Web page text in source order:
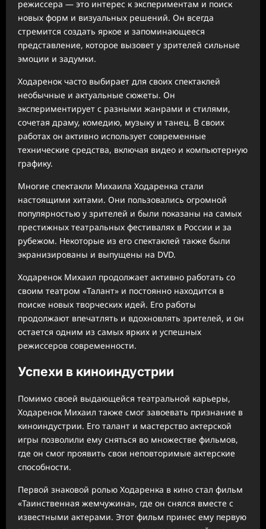
режиссера — это интерес к экспериментам и поиск
новых форм и визуальных решений. Он всегда
стремится создать яркое и запоминающееся
представление, которое вызовет у зрителей сильные
эмоции и задумки.
Ходаренок часто выбирает для своих спектаклей
необычные и актуальные сюжеты. Он
экспериментирует с разными жанрами и стилями,
сочетая драму, комедию, музыку и танец. В своих
работах он активно использует современные
технические средства, включая видео и компьютерную
графику.
Многие спектакли Михаила Ходаренка стали
настоящими хитами. Они пользовались огромной
популярностью у зрителей и были показаны на самых
престижных театральных фестивалях в России и за
рубежом. Некоторые из его спектаклей также были
экранизированы и выпущены на DVD.
Ходаренок Михаил продолжает активно работать со
своим театром «Талант» и постоянно находится в
поиске новых творческих идей. Его работы
продолжают впечатлять и вдохновлять зрителей, и он
остается одним из самых ярких и успешных
режиссеров современности.
Успехи в киноиндустрии
Помимо своей выдающейся театральной карьеры,
Ходаренок Михаил также смог завоевать признание в
киноиндустрии. Его талант и мастерство актерской
игры позволили ему сняться во множестве фильмов,
где он смог проявить свои неповторимые актерские
способности.
Первой знаковой ролью Ходаренка в кино стал фильм
«Таинственная жемчужина», где он снялся вместе с
известными актерами. Этот фильм принес ему первую